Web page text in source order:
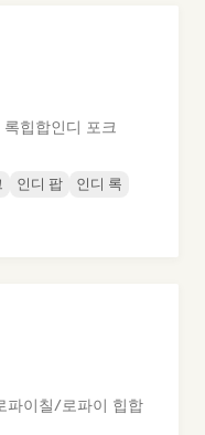
록힙합인디 포크
인디 팝
인디 록
파이칠/로파이 힙합